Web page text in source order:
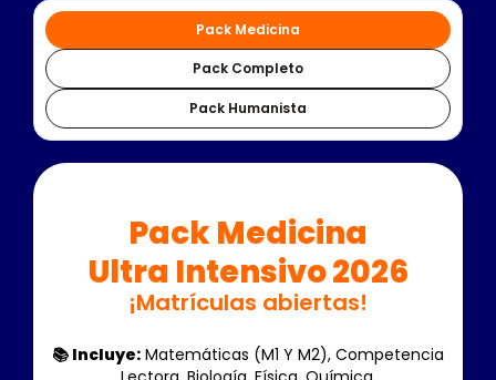
Pack Medicina
Pack Completo
Pack Humanista
‍‍Pack Medicina
Ultra Intensivo 2026
¡Matrículas abiertas!
📚 Incluye: Matemáticas (M1 Y M2), Competencia